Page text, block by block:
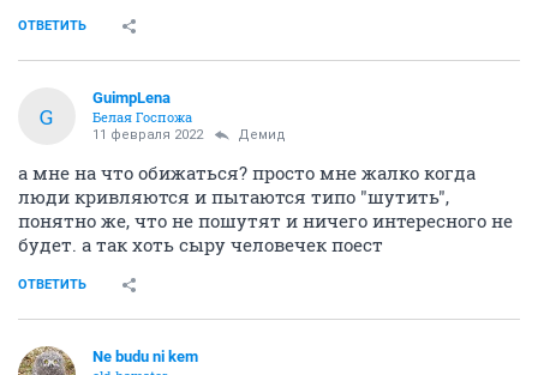
ОТВЕТИТЬ
G
GuimpLena
Белая Госпожа
11 февраля 2022 Демид
а мне на что обижаться? просто мне жалко когда
люди кривляются и пытаются типо "шутить",
понятно же, что не пошутят и ничего интересного не
будет. а так хоть сыру человечек поест
ОТВЕТИТЬ
Ne budu ni kem